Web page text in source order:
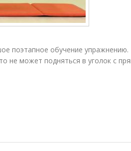
поэтапное обучение упражнению.
не может подняться в уголок с